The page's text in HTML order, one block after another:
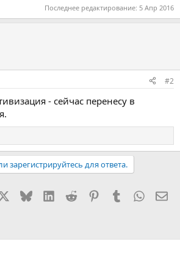
Последнее редактирование: 5 Апр 2016
#2
- сейчас перенесу в
зарегистрируйтесь для ответа.
BlueskyLinkedIn
Reddit PinterestTumblr